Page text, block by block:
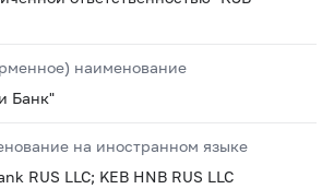
наименование
Банк"
на иностранном языке
RUS LLC; KEB HNB RUS LLC